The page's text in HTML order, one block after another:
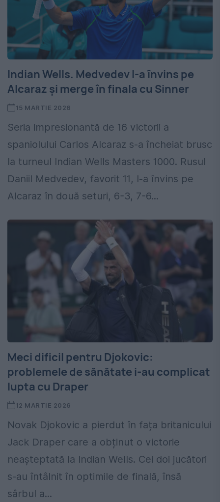
Indian Wells. Medvedev l-a învins pe
Alcaraz și merge în finala cu Sinner
15 MARTIE 2026
Seria impresionantă de 16 victorii a
spaniolului Carlos Alcaraz s-a încheiat brusc
la turneul Indian Wells Masters 1000. Rusul
Daniil Medvedev, favorit 11, l-a învins pe
Alcaraz în două seturi, 6-3, 7-6...
Meci dificil pentru Djokovic:
problemele de sănătate i-au complicat
lupta cu Draper
12 MARTIE 2026
Novak Djokovic a pierdut în fața britanicului
Jack Draper care a obținut o victorie
neașteptată la Indian Wells. Cei doi jucători
s-au întâlnit în optimile de finală, însă
sârbul a...